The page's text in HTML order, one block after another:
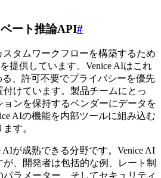
ート推論API#
スタムワークフローを構築するため
提供しています。Venice AIはこれ
、許可不要でプライバシーを優先
けています。製品チームにとっ
ンを保持するベンダーにデータを
AIの機能を内部ツールに組み込む
す。
AIが成熟できる分野です。Venice AI
、開発者は包括的な例、レート制
ラメーター、そしてセキュリティ